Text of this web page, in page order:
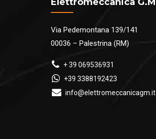
Via Pedemontana 139/141
00036 – Palestrina (RM)
+ 39 069536931
+39 3388192423
info@elettromeccanicagm.it